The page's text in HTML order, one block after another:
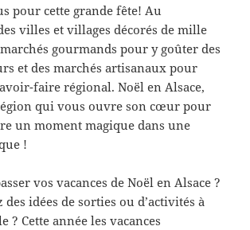
pour cette grande fête! Au
villes et villages décorés de mille
gourmands pour y goûter des
et des marchés artisanaux pour
faire régional. Noël en Alsace,
qui vous ouvre son cœur pour
un moment magique dans une
!
vos vacances de Noël en Alsace ?
des idées de sorties ou d’activités à
? Cette année les vacances